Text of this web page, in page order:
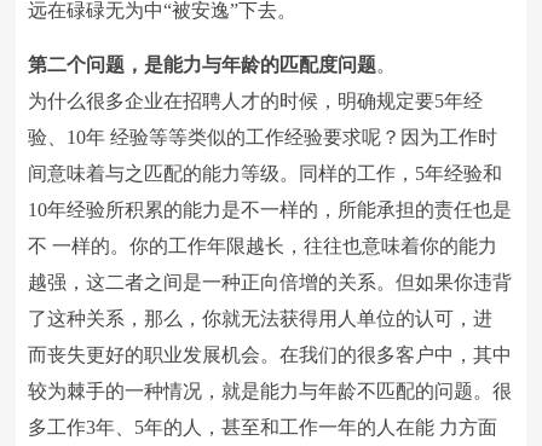
远在碌碌无为中“被安逸”下去。
第二个问题，是能力与年龄的匹配度问题。
为什么很多企业在招聘人才的时候，明确规定要5年经
验、10年 经验等等类似的工作经验要求呢？因为工作时
间意味着与之匹配的能力等级。同样的工作，5年经验和
10年经验所积累的能力是不一样的，所能承担的责任也是
不 一样的。你的工作年限越长，往往也意味着你的能力
越强，这二者之间是一种正向倍增的关系。但如果你违背
了这种关系，那么，你就无法获得用人单位的认可，进
而丧失更好的职业发展机会。在我们的很多客户中，其中
较为棘手的一种情况，就是能力与年龄不匹配的问题。很
多工作3年、5年的人，甚至和工作一年的人在能 力方面